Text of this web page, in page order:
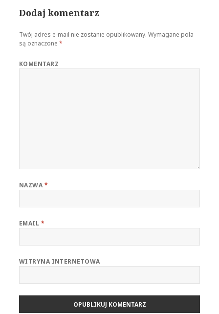
Dodaj komentarz
Twój adres e-mail nie zostanie opublikowany. Wymagane pola
są oznaczone *
KOMENTARZ
NAZWA *
EMAIL *
WITRYNA INTERNETOWA